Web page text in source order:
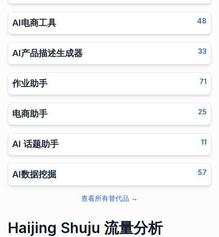
AI电商工具 48
AI产品描述生成器 33
作业助手 71
电商助手 25
AI 话题助手 11
AI数据挖掘 57
查看所有替代品 →
Haijing Shuju 流量分析